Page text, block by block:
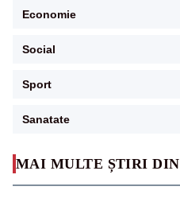
MAI MULTE ȘTIRI DIN
Economie
Social
Sport
Sanatate